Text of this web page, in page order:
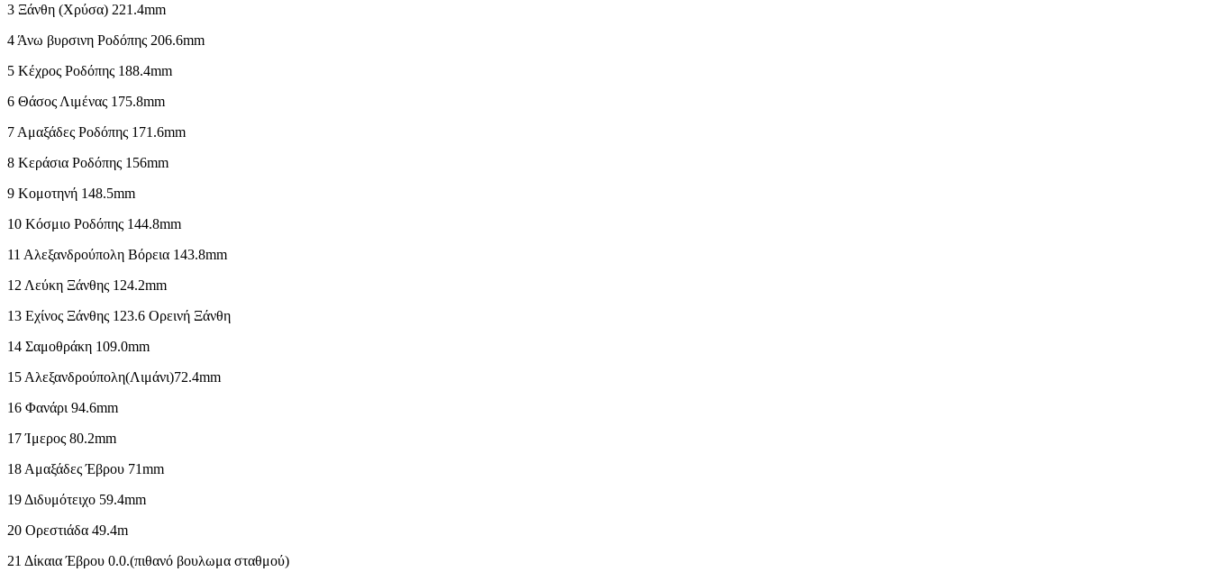
3 Ξάνθη (Χρύσα) 221.4mm
4 Άνω βυρσινη Ροδόπης 206.6mm
5 Κέχρος Ροδόπης 188.4mm
6 Θάσος Λιμένας 175.8mm
7 Αμαξάδες Ροδόπης 171.6mm
8 Κεράσια Ροδόπης 156mm
9 Κομοτηνή 148.5mm
10 Κόσμιο Ροδόπης 144.8mm
11 Αλεξανδρούπολη Βόρεια 143.8mm
12 Λεύκη Ξάνθης 124.2mm
13 Εχίνος Ξάνθης 123.6 Ορεινή Ξάνθη
14 Σαμοθράκη 109.0mm
15 Αλεξανδρούπολη(Λιμάνι)72.4mm
16 Φανάρι 94.6mm
17 Ίμερος 80.2mm
18 Αμαξάδες Έβρου 71mm
19 Διδυμότειχο 59.4mm
20 Ορεστιάδα 49.4m
21 Δίκαια Έβρου 0.0.(πιθανό βουλωμα σταθμού)